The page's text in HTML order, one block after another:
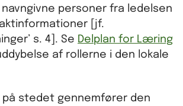
personer fra ledelsen
[jf.
s. 4]. Se Delplan for Læring
af rollerne i den lokale
på stedet gennemfører den